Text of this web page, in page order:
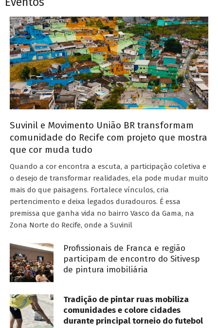
Suvinil e Movimento União BR transformam
comunidade do Recife com projeto que mostra
que cor muda tudo
Quando a cor encontra a escuta, a participação coletiva e
o desejo de transformar realidades, ela pode mudar muito
mais do que paisagens. Fortalece vínculos, cria
pertencimento e deixa legados duradouros. É essa
premissa que ganha vida no bairro Vasco da Gama, na
Zona Norte do Recife, onde a Suvinil
Profissionais de Franca e região
participam de encontro do Sitivesp
de pintura imobiliária
Tradição de pintar ruas mobiliza
comunidades e colore cidades
durante principal torneio do futebol